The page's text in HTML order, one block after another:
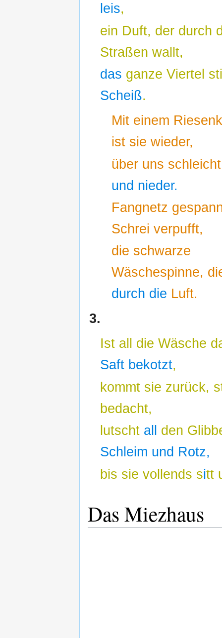
leis,
ein Duft, der durch
Straßen wallt,
das ganze Viertel
Scheiß.
Mit einem
ist sie wieder,
über uns
und nieder.
Fangnetz
Schrei verpufft,
die schwarze
Wäschespinne,
durch die Luft.
3.
Ist all die Wäsche
Saft bekotzt,
kommt sie zurück,
bedacht,
lutscht all den
Schleim und Rotz,
bis sie vollends sitt
Das Miezhaus